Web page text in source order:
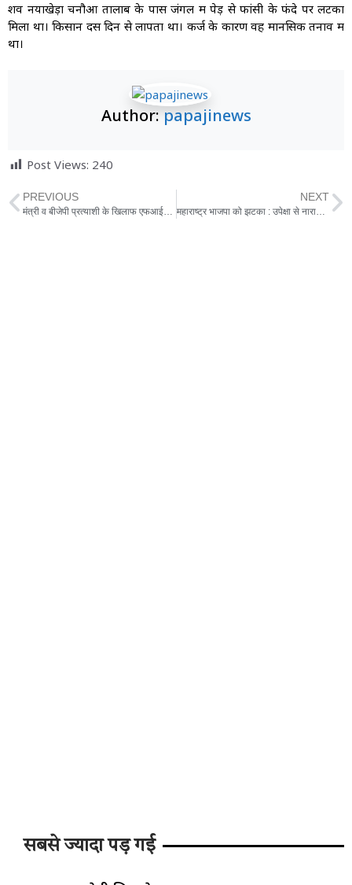
शव नयाखेड़ा चनौआ तालाब के पास जंगल में पेड़ से फांसी के फंदे पर लटका
मिला था। किसान दस दिन से लापता था। कर्ज के कारण वह मानसिक तनाव में
था।
Author:papajinews
Post Views: 240
PREVIOUS
मंत्री व बीजेपी प्रत्याशी के खिलाफ एफआईआर दर्ज, कोंग्रेस प्रत्याशी की पत्नी को रखैल कहा था
NEXT
महाराष्ट्र भाजपा को झटका : उपेक्षा से नाराज एकनाथ खडसे का इस्तीफा, NCP में शामिल होंगे
सबसे ज्यादा पड़ गई